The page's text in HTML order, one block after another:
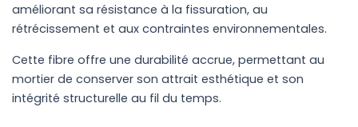
améliorant sa résistance à la fissuration, au
rétrécissement et aux contraintes environnementales.
Cette fibre offre une durabilité accrue, permettant au
mortier de conserver son attrait esthétique et son
intégrité structurelle au fil du temps.